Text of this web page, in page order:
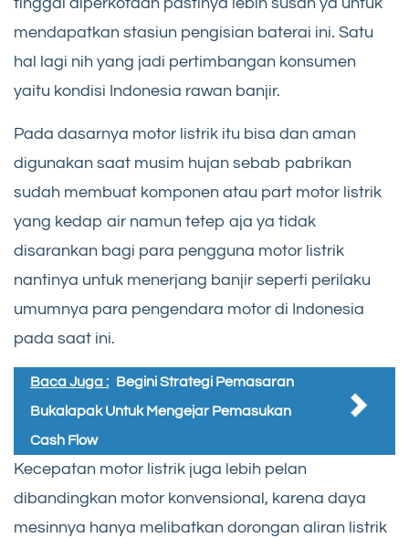
mendapatkan stasiun pengisian baterai ini. Satu
hal lagi nih yang jadi pertimbangan konsumen
yaitu kondisi Indonesia rawan banjir.
Pada dasarnya motor listrik itu bisa dan aman
digunakan saat musim hujan sebab pabrikan
sudah membuat komponen atau part motor listrik
yang kedap air namun tetep aja ya tidak
disarankan bagi para pengguna motor listrik
nantinya untuk menerjang banjir seperti perilaku
umumnya para pengendara motor di Indonesia
pada saat ini.
Baca Juga : Begini Strategi Pemasaran
Bukalapak Untuk Mengejar Pemasukan
Cash Flow
Kecepatan motor listrik juga lebih pelan
dibandingkan motor konvensional, karena daya
mesinnya hanya melibatkan dorongan aliran listrik